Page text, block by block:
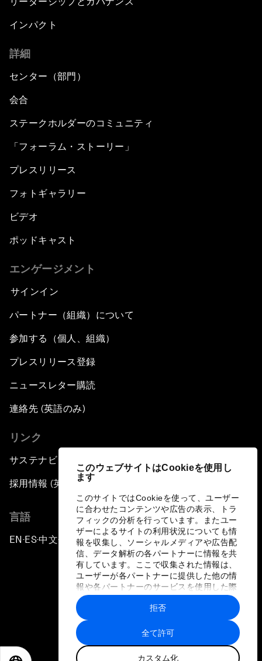
このウェブサイトはCookieを使用し
ます
このサイトではCookieを使って、ユーザー
に合わせたコンテンツや広告の表示、トラ
フィックの分析を行っています。またユー
ザーによるサイトの利用状況についても情
報を収集し、ソーシャルメディアや広告配
信、データ解析の各パートナーに情報を共
有しています。ここで収集された情報は、
ユーザーが各パートナーに提供した他の情
報や各パートナーのサービスを使用した際
に収集された情報と組み合わされ、各パー
トナーによって使用されることがありま
す。
全て許可
カスタム化
拒否
インパクト
詳細
センター（部門）
会合
ステークホルダーのコミュニティ
「フォーラム・ストーリー」
プレスリリース
フォトギャラリー
ビデオ
ポッドキャスト
エンゲージメント
サインイン
パートナー（組織）について
参加する（個人、組織）
プレスリリース登録
ニュースレター購読
連絡先 (英語のみ)
リンク
サステナビリティへの取り組み
採用情報 (英語のみ)
言語
EN ▪ES▪中文▪ 日本語
プライバシーポリシーと利用規約
サイトマップ